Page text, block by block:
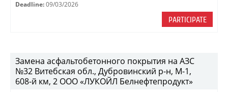
Deadline: 09/03/2026
PARTICIPATE
Замена асфальтобетонного покрытия на АЗС
№32 Витебская обл., Дубровинский р-н, М-1,
608-й км, 2 ООО «ЛУКОЙЛ Белнефтепродукт»